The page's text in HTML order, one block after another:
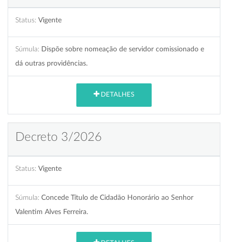
Status: Vigente
Súmula: Dispõe sobre nomeação de servidor comissionado e
dá outras providências.
DETALHES
Decreto 3/2026
Status: Vigente
Súmula: Concede Título de Cidadão Honorário ao Senhor
Valentim Alves Ferreira.